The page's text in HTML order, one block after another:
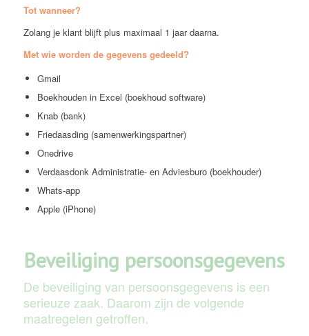
Tot wanneer?
Zolang je klant blijft plus maximaal 1 jaar daarna.
Met wie worden de gegevens gedeeld?
Gmail
Boekhouden in Excel (boekhoud software)
Knab (bank)
Friedaasding (samenwerkingspartner)
Onedrive
Verdaasdonk Administratie- en Adviesburo (boekhouder)
Whats-app
Apple (iPhone)
Beveiliging persoonsgegevens
De beveiliging van persoonsgegevens is een
serieuze zaak. Daarom zijn de volgende
maatregelen getroffen.